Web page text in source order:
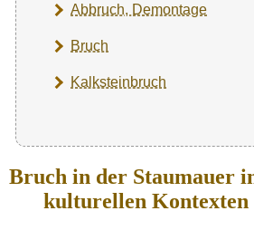
Abbruch, Demontage
Bruch
Kalksteinbruch
Bruch in der Staumauer
kulturellen Kontexten